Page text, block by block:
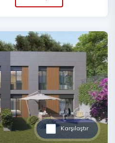
Karşılaştır